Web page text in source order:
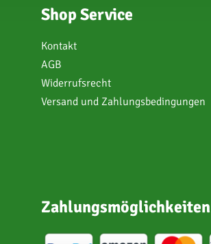
Shop Service
Kontakt
AGB
Widerrufsrecht
Versand und Zahlungsbedingungen
Zahlungsmöglichkeiten